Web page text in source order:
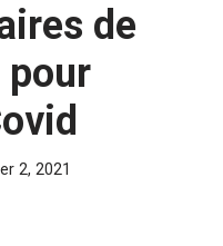
de
pour
2, 2021